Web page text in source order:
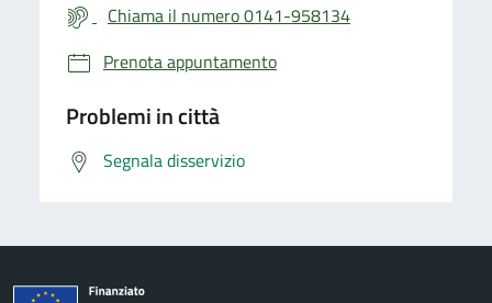
Chiama il numero 0141-958134
Prenota appuntamento
Problemi in città
Segnala disservizio